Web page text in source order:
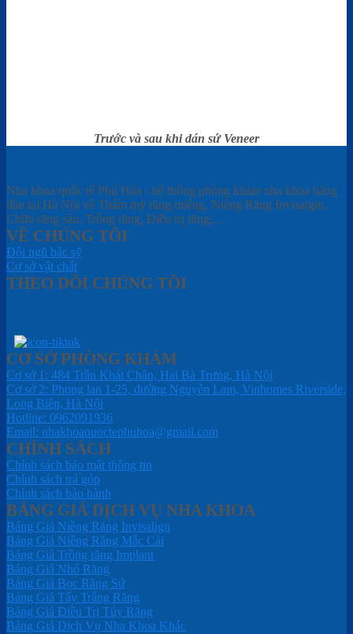
Trước và sau khi dán sứ Veneer
Nha khoa quốc tế Phú Hòa - hệ thống phòng khám nha khoa hàng
đầu tại Hà Nội về Thẩm mỹ răng miệng, Niềng Răng Invisalgin,
Chữa răng sâu, Trồng răng, Điều trị răng,...
VỀ CHÚNG TÔI
Đội ngũ bác sỹ
Cơ sở vật chất
THEO DÕI CHÚNG TÔI
CƠ SỞ PHÒNG KHÁM
Cơ sở 1: 484 Trần Khát Chân, Hai Bà Trưng, Hà Nội
Cơ sở 2: Phong lan 1-25, đường Nguyễn Lam, Vinhomes Riverside,
Long Biên, Hà Nội
Hotline: 0962091936
Email: nhakhoaquoctephuhoa@gmail.com
CHÍNH SÁCH
Chính sách bảo mật thông tin
Chính sách trả góp
Chính sách bảo hành
BẢNG GIÁ DỊCH VỤ NHA KHOA
Bảng Giá Niềng Răng Invisalign
Bảng Giá Niềng Răng Mắc Cài
Bảng Giá Trồng răng Implant
Bảng Giá Nhổ Răng
Bảng Giá Bọc Răng Sứ
Bảng Giá Tẩy Trắng Răng
Bảng Giá Điều Trị Tủy Răng
Bảng Giá Dịch Vụ Nha Khoa Khác